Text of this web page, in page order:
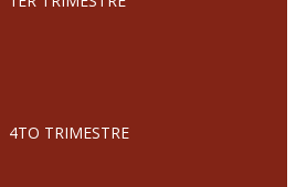
4TO TRIMESTRE